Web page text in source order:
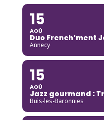
15
AOÛ
Duo French’ment
Annecy
15
AOÛ
Jazz gourmand :
Buis-les-Baronnies